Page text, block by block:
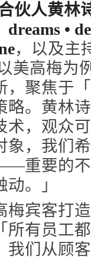
伙人黄林
dreams •
，以及主
美高梅为
，聚焦于
略。黄林
术，观众
象，我们
重要的
。」
梅宾客打
所有员工
我们从顾